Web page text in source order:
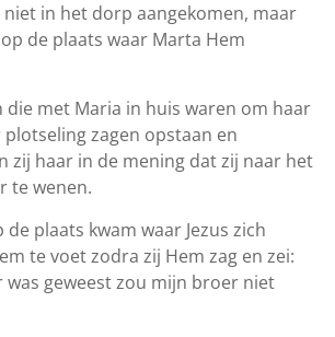
niet in het dorp aangekomen, maar
de plaats waar Marta Hem
die met Maria in huis waren om haar
zagen opstaan en
zij haar in de mening dat zij naar het
te wenen.
plaats kwam waar Jezus zich
te voet zodra zij Hem zag en zei:
was geweest zou mijn broer niet